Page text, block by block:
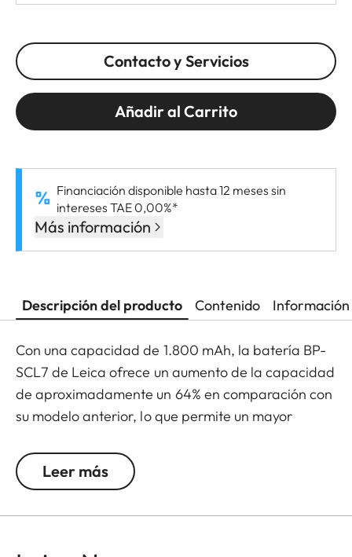
Contacto y Servicios
Añadir al Carrito
Financiación disponible hasta 12 meses sin
intereses TAE 0,00%*
Más información
Descripción del producto Contenido
Con una capacidad de 1.800 mAh, la batería BP-
SCL7 de Leica ofrece un aumento de la capacidad
de aproximadamente un 64% en comparación con
su modelo anterior, lo que permite un mayor
como una carga USB-C más rápida. El resultado:
el máximo rendimiento de la batería en un diseño
Leer más